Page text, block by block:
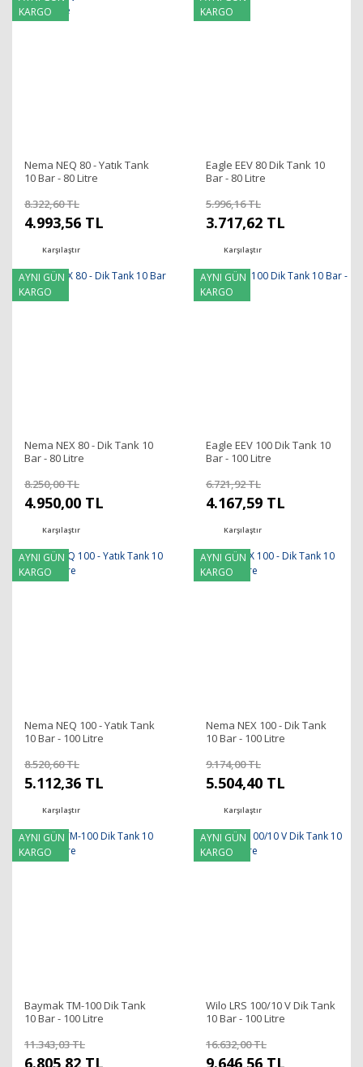
KARGO
Nema NEQ 80 - Yatık Tank
10 Bar - 80 Litre
8.322,60 TL
4.993,56 TL
Karşılaştır
KARGO
Eagle EEV 80 Dik Tank 10
Bar - 80 Litre
5.996,16 TL
3.717,62 TL
Karşılaştır
AYNI GÜN
KARGO
Nema NEX 80 - Dik Tank 10
Bar - 80 Litre
8.250,00 TL
4.950,00 TL
Karşılaştır
AYNI GÜN
KARGO
Eagle EEV 100 Dik Tank 10
Bar - 100 Litre
6.721,92 TL
4.167,59 TL
Karşılaştır
AYNI GÜN
KARGO
Nema NEQ 100 - Yatık Tank
10 Bar - 100 Litre
8.520,60 TL
5.112,36 TL
Karşılaştır
AYNI GÜN
KARGO
Nema NEX 100 - Dik Tank
10 Bar - 100 Litre
9.174,00 TL
5.504,40 TL
Karşılaştır
AYNI GÜN
KARGO
Baymak TM-100 Dik Tank
10 Bar - 100 Litre
11.343,03 TL
6.805,82 TL
AYNI GÜN
KARGO
Wilo LRS 100/10 V Dik Tank
10 Bar - 100 Litre
16.632,00 TL
9.646,56 TL